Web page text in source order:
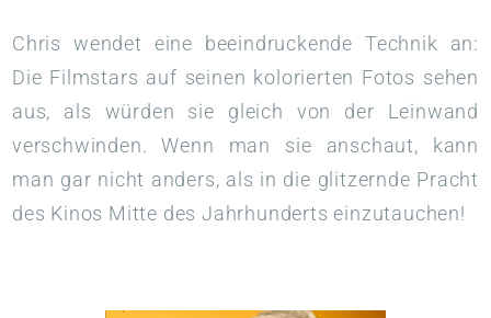
Chris wendet eine beeindruckende Technik an:
Die Filmstars auf seinen kolorierten Fotos sehen
aus, als würden sie gleich von der Leinwand
verschwinden. Wenn man sie anschaut, kann
man gar nicht anders, als in die glitzernde Pracht
des Kinos Mitte des Jahrhunderts einzutauchen!